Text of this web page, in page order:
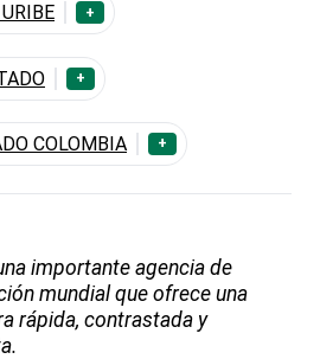
+
+
COLOMBIA +
importante agencia de
mundial que ofrece una
rápida, contrastada y